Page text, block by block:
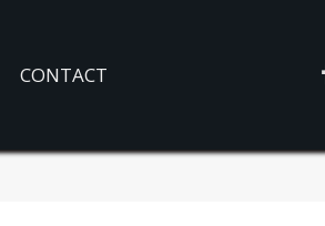
CONTACT